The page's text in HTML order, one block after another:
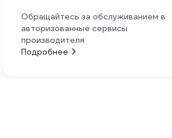
Обращайтесь за обслуживанием в
авторизованные сервисы
производителя
Подробнее